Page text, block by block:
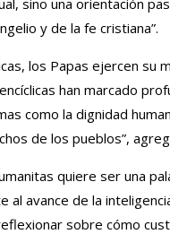
y de la fe cristiana”.
los Papas ejercen su
han marcado
como la dignidad
de los pueblos”,
quiere ser una
avance de la
sobre cómo